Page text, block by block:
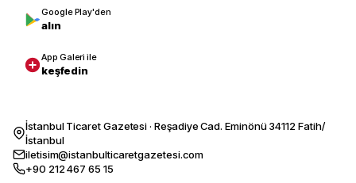
Google Play'den
alın
App Galeri ile
keşfedin
İstanbul Ticaret Gazetesi · Reşadiye Cad. Eminönü 34112 Fatih/
İstanbul
iletisim@istanbulticaretgazetesi.com
+90 212 467 65 15